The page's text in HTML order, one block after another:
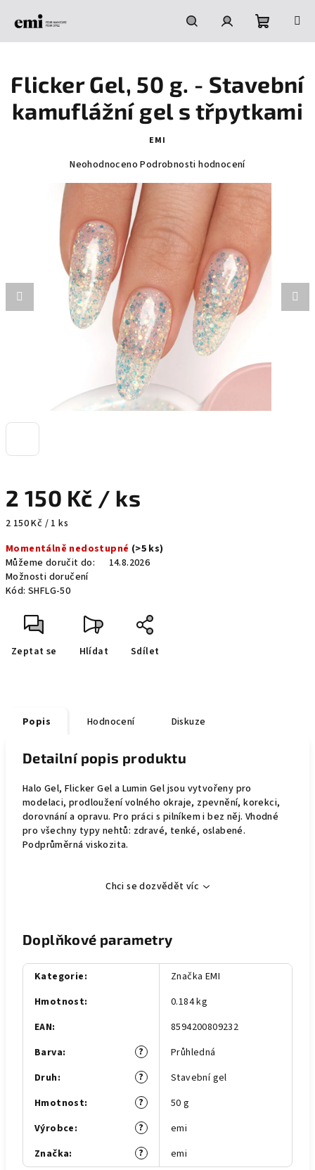
HledatPřihlášeníNákupní
košík
2 150 Kč / ks
Měrná
2 150 Kč / 1 ks
Momentálně nedostupné (>5 ks)
Můžeme doručit do:
14.8.2026
Možnosti doručení
Kód: SHFLG-50
Zeptat se Hlídat Sdílet
Flicker Gel, 50 g. - Stavební
kamuflážní gel s třpytkami
EMI
Průměrné
produktu
0,0
z
5
hvězdiček.
Neohodnoceno Podrobnosti hodnocení
Popis Hodnocení Diskuze
Detailní popis produktu
Halo Gel, Flicker Gel a Lumin Gel jsou vytvořeny pro
modelaci, prodloužení volného okraje, zpevnění, korekci,
dorovnání a opravu. Pro práci s pilníkem i bez něj. Vhodné
pro všechny typy nehtů: zdravé, tenké, oslabené.
Podprůměrná viskozita.
Chci se dozvědět víc
Doplňkové parametry
Kategorie:
Značka EMI
Hmotnost:
0.184 kg
EAN:
8594200809232
?
Barva:
Průhledná
?
Druh:
Stavební gel
?
Hmotnost:
50 g
?
Výrobce:
emi
?
Značka: emi